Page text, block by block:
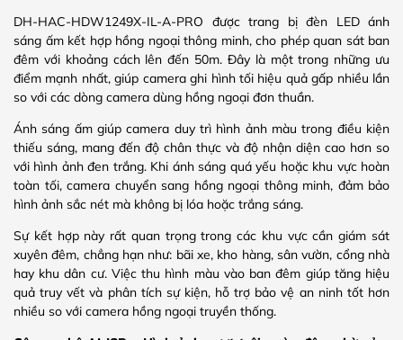
DH-HAC-HDW1249X-IL-A-PRO được trang bị đèn LED ánh
sáng ấm kết hợp hồng ngoại thông minh, cho phép quan sát ban
đêm với khoảng cách lên đến 50m. Đây là một trong những ưu
điểm mạnh nhất, giúp camera ghi hình tối hiệu quả gấp nhiều lần
so với các dòng camera dùng hồng ngoại đơn thuần.
Ánh sáng ấm giúp camera duy trì hình ảnh màu trong điều kiện
thiếu sáng, mang đến độ chân thực và độ nhận diện cao hơn so
với hình ảnh đen trắng. Khi ánh sáng quá yếu hoặc khu vực hoàn
toàn tối, camera chuyển sang hồng ngoại thông minh, đảm bảo
hình ảnh sắc nét mà không bị lóa hoặc trắng sáng.
Sự kết hợp này rất quan trọng trong các khu vực cần giám sát
xuyên đêm, chẳng hạn như: bãi xe, kho hàng, sân vườn, cổng nhà
hay khu dân cư. Việc thu hình màu vào ban đêm giúp tăng hiệu
quả truy vết và phân tích sự kiện, hỗ trợ bảo vệ an ninh tốt hơn
nhiều so với camera hồng ngoại truyền thống.